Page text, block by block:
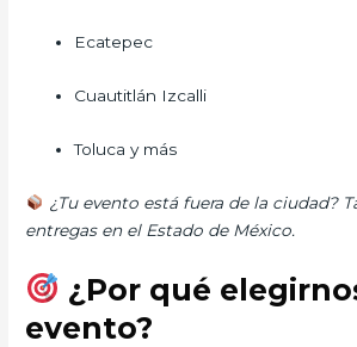
Ecatepec
Cuautitlán Izcalli
Toluca y más
¿Tu evento está fuera de la ciudad?
entregas en el Estado de México.
¿Por qué
evento?